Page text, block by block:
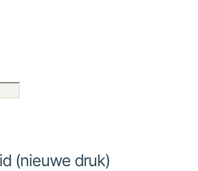
(nieuwe druk)